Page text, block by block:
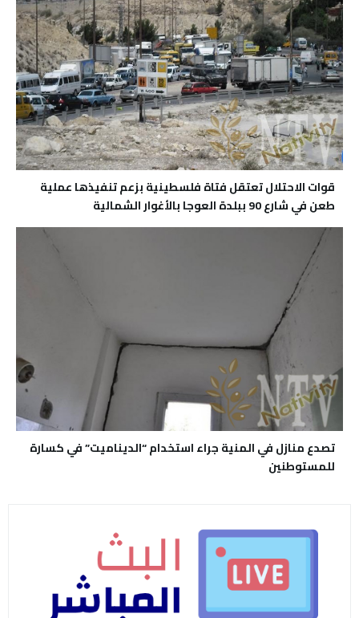
قوات الاحتلال تعتقل فتاة فلسطينية بزعم تنفيذها عملية
طعن في شارع 90 ببلدة العوجا بالأغوار الشمالية
تصدع منازل في المنية جراء استخدام “الديناميت” في كسارة
للمستوطنين